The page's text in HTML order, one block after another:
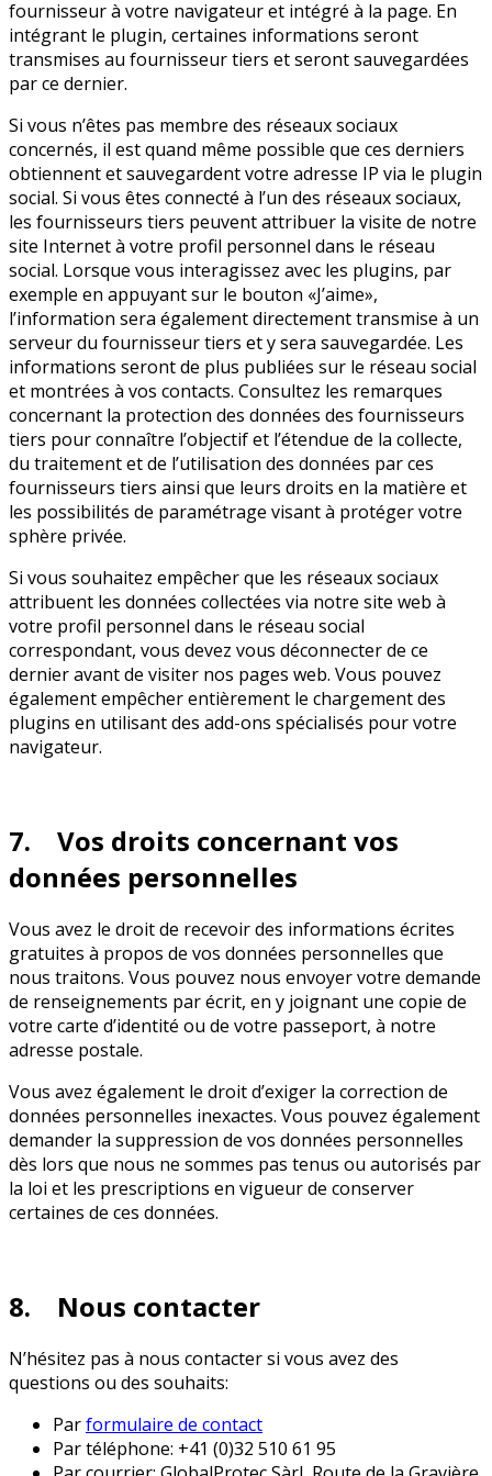
fournisseur à votre navigateur et intégré à la page. En
intégrant le plugin, certaines informations seront
transmises au fournisseur tiers et seront sauvegardées
par ce dernier.
Si vous n’êtes pas membre des réseaux sociaux
concernés, il est quand même possible que ces derniers
obtiennent et sauvegardent votre adresse IP via le plugin
social. Si vous êtes connecté à l’un des réseaux sociaux,
les fournisseurs tiers peuvent attribuer la visite de notre
site Internet à votre profil personnel dans le réseau
social. Lorsque vous interagissez avec les plugins, par
exemple en appuyant sur le bouton «J’aime»,
l’information sera également directement transmise à un
serveur du fournisseur tiers et y sera sauvegardée. Les
informations seront de plus publiées sur le réseau social
et montrées à vos contacts. Consultez les remarques
concernant la protection des données des fournisseurs
tiers pour connaître l’objectif et l’étendue de la collecte,
du traitement et de l’utilisation des données par ces
fournisseurs tiers ainsi que leurs droits en la matière et
les possibilités de paramétrage visant à protéger votre
sphère privée.
Si vous souhaitez empêcher que les réseaux sociaux
attribuent les données collectées via notre site web à
votre profil personnel dans le réseau social
correspondant, vous devez vous déconnecter de ce
dernier avant de visiter nos pages web. Vous pouvez
également empêcher entièrement le chargement des
plugins en utilisant des add-ons spécialisés pour votre
navigateur.
7. Vos droits concernant vos
données personnelles
Vous avez le droit de recevoir des informations écrites
gratuites à propos de vos données personnelles que
nous traitons. Vous pouvez nous envoyer votre demande
de renseignements par écrit, en y joignant une copie de
votre carte d’identité ou de votre passeport, à notre
adresse postale.
Vous avez également le droit d’exiger la correction de
données personnelles inexactes. Vous pouvez également
demander la suppression de vos données personnelles
dès lors que nous ne sommes pas tenus ou autorisés par
la loi et les prescriptions en vigueur de conserver
certaines de ces données.
8. Nous contacter
N’hésitez pas à nous contacter si vous avez des
questions ou des souhaits:
Parformulaire de contact
Par téléphone: +41 (0)32 510 61 95